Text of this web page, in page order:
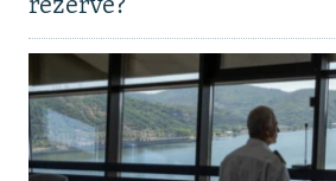
rezerve?